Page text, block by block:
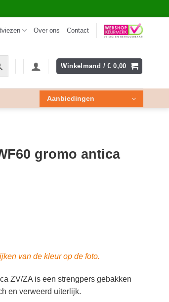
Over ons Contact
Winkelmand /€ 0,00
Aanbiedingen
gromo antica
van de kleur op de foto.
ZV/ZA is een strengpers gebakken
en verweerd uiterlijk.